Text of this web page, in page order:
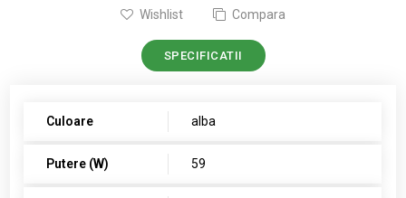
Wishlist Compara
SPECIFICATII
Culoare alba
Putere (W) 59